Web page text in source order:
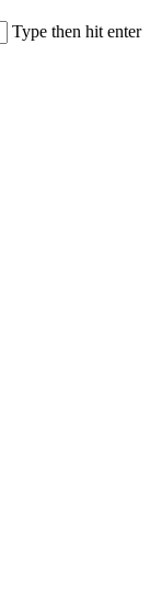
Type then hit enter